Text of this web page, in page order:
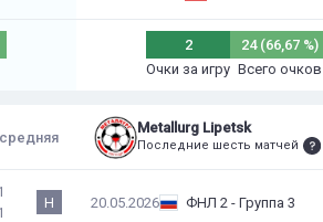
2
Очки за игру
24 (66,67 %)
Всего очков
Н
Metallurg Lipetsk
Последние шесть матчей
20.05.2026 ФНЛ 2 - Группа 3